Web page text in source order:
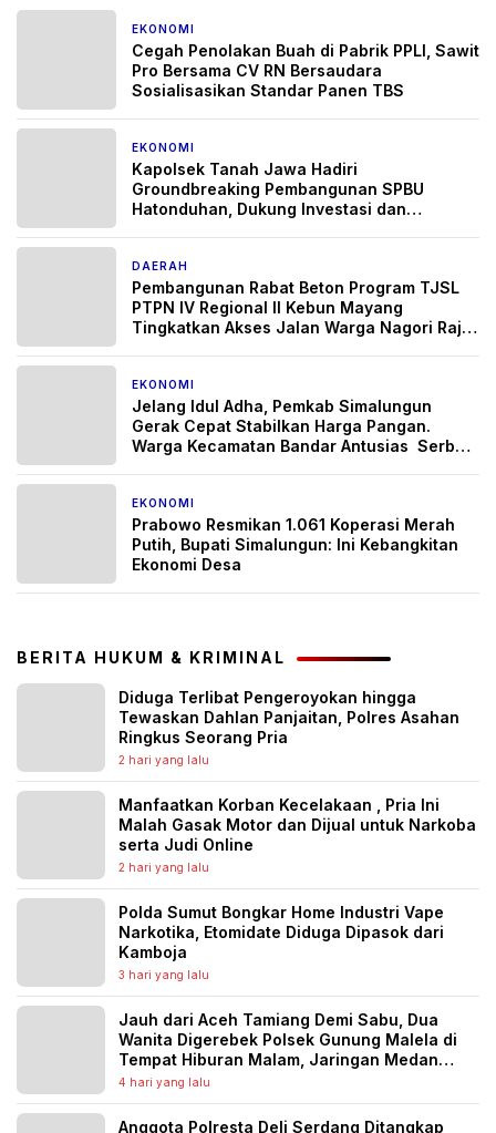
EKONOMI
Cegah Penolakan Buah di Pabrik PPLI, Sawit
Pro Bersama CV RN Bersaudara
Sosialisasikan Standar Panen TBS
EKONOMI
Kapolsek Tanah Jawa Hadiri
Groundbreaking Pembangunan SPBU
Hatonduhan, Dukung Investasi dan
DAERAH
Pembangunan Rabat Beton Program TJSL
PTPN IV Regional II Kebun Mayang
Tingkatkan Akses Jalan Warga Nagori Raja
EKONOMI
Jelang Idul Adha, Pemkab Simalungun
Gerak Cepat Stabilkan Harga Pangan.
Warga Kecamatan Bandar Antusias Serbu
EKONOMI
Prabowo Resmikan 1.061 Koperasi Merah
Putih, Bupati Simalungun: Ini Kebangkitan
Ekonomi Desa
BERITA HUKUM & KRIMINAL
Diduga Terlibat Pengeroyokan hingga
Tewaskan Dahlan Panjaitan, Polres Asahan
Ringkus Seorang Pria
2 hari yang lalu
Manfaatkan Korban Kecelakaan , Pria Ini
Malah Gasak Motor dan Dijual untuk Narkoba
serta Judi Online
2 hari yang lalu
Polda Sumut Bongkar Home Industri Vape
Narkotika, Etomidate Diduga Dipasok dari
Kamboja
3 hari yang lalu
Jauh dari Aceh Tamiang Demi Sabu, Dua
Wanita Digerebek Polsek Gunung Malela di
Tempat Hiburan Malam, Jaringan Medan
Diburu
4 hari yang lalu
Anggota Polresta Deli Serdang Ditangkap